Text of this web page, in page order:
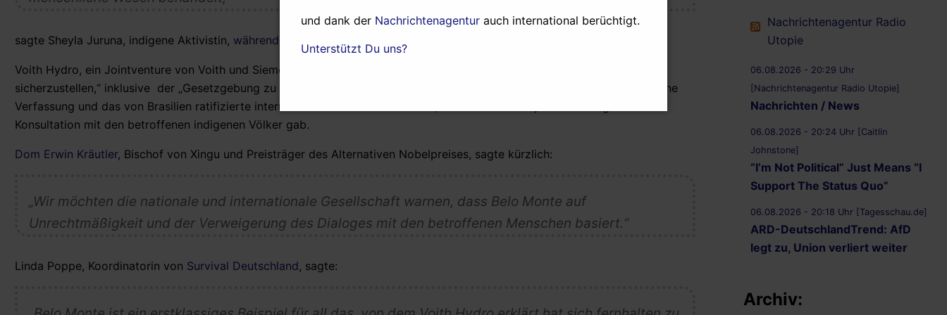
sagte Sheyla Juruna, indigene Aktivistin, während ihres Besuchs in Europa
Voith Hydro, ein Jointventure von Voith und Siemens, hat sich verpflichtet, die „Einhaltung aller relevanten Vorschriften
sicherzustellen,“ inklusive der „Gesetzgebung zu den Rechten indigener Völker.“ Doch Belo Monte verletzt die brasilianische
Verfassung und das von Brasilien ratifizierte internationale Abkommen ILO 169, da es zu dem Projekt keine angemessene
Konsultation mit den betroffenen indigenen Völker gab.
Dom Erwin Kräutler, Bischof von Xingu und Preisträger des Alternativen Nobelpreises, sagte kürzlich:
„Wir möchten die nationale und internationale Gesellschaft warnen, dass Belo Monte auf
Unrechtmäßigkeit und der Verweigerung des Dialoges mit den betroffenen Menschen basiert.“
Linda Poppe, Koordinatorin von Survival Deutschland, sagte:
Nachrichtenagentur Radio
Utopie
06.08.2026 - 20:29 Uhr
[Nachrichtenagentur Radio Utopie]
Nachrichten / News
06.08.2026 - 20:24 Uhr [Caitlin
Johnstone]
“I’m Not Political” Just Means “I
Support The Status Quo”
06.08.2026 - 20:18 Uhr [Tagesschau.de]
ARD-DeutschlandTrend: AfD
legt zu, Union verliert weiter
Archiv:
und dank der Nachrichtenagentur auch international berüchtigt.
Unterstützt Du uns?